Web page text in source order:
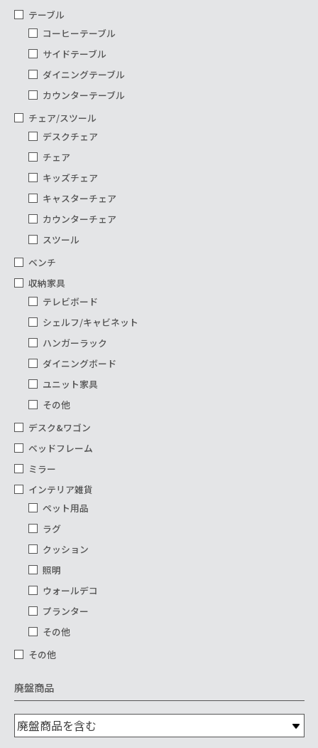
テーブル
コーヒーテーブル
サイドテーブル
ダイニングテーブル
カウンターテーブル
チェア/スツール
デスクチェア
チェア
キッズチェア
キャスターチェア
カウンターチェア
スツール
ベンチ
収納家具
テレビボード
シェルフ/キャビネット
ハンガーラック
ダイニングボード
ユニット家具
その他
デスク&ワゴン
ベッドフレーム
ミラー
インテリア雑貨
ペット用品
ラグ
クッション
照明
ウォールデコ
プランター
その他
その他
廃盤商品